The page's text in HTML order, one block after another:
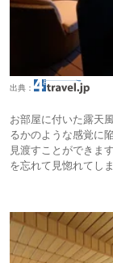
出典：
お部屋に付いた露天
るかのような感覚に
見渡すことができま
を忘れて見惚れてし